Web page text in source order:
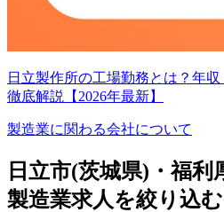
日立製作所の工場勤務とは？年
徹底解説【2026年最新】
製造業に関わる会社について
日立市(茨城県)・福利
製造業求人を絞り込む